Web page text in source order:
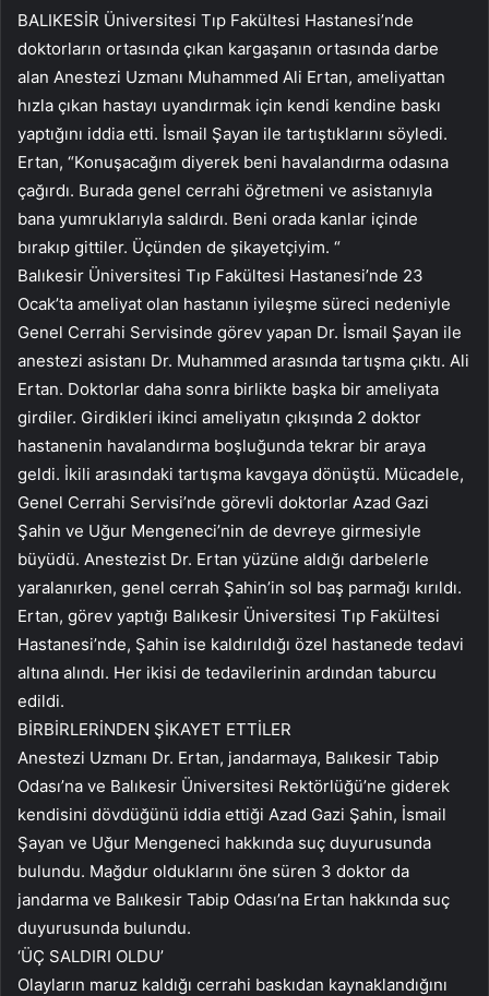
BALIKESİR Üniversitesi Tıp Fakültesi Hastanesi’nde
doktorların ortasında çıkan kargaşanın ortasında darbe
alan Anestezi Uzmanı Muhammed Ali Ertan, ameliyattan
hızla çıkan hastayı uyandırmak için kendi kendine baskı
yaptığını iddia etti. İsmail Şayan ile tartıştıklarını söyledi.
Ertan, “Konuşacağım diyerek beni havalandırma odasına
çağırdı. Burada genel cerrahi öğretmeni ve asistanıyla
bana yumruklarıyla saldırdı. Beni orada kanlar içinde
bırakıp gittiler. Üçünden de şikayetçiyim. “
Balıkesir Üniversitesi Tıp Fakültesi Hastanesi’nde 23
Ocak’ta ameliyat olan hastanın iyileşme süreci nedeniyle
Genel Cerrahi Servisinde görev yapan Dr. İsmail Şayan ile
anestezi asistanı Dr. Muhammed arasında tartışma çıktı. Ali
Ertan. Doktorlar daha sonra birlikte başka bir ameliyata
girdiler. Girdikleri ikinci ameliyatın çıkışında 2 doktor
hastanenin havalandırma boşluğunda tekrar bir araya
geldi. İkili arasındaki tartışma kavgaya dönüştü. Mücadele,
Genel Cerrahi Servisi’nde görevli doktorlar Azad Gazi
Şahin ve Uğur Mengeneci’nin de devreye girmesiyle
büyüdü. Anestezist Dr. Ertan yüzüne aldığı darbelerle
yaralanırken, genel cerrah Şahin’in sol baş parmağı kırıldı.
Ertan, görev yaptığı Balıkesir Üniversitesi Tıp Fakültesi
Hastanesi’nde, Şahin ise kaldırıldığı özel hastanede tedavi
altına alındı. Her ikisi de tedavilerinin ardından taburcu
edildi.
BİRBİRLERİNDEN ŞİKAYET ETTİLER
Anestezi Uzmanı Dr. Ertan, jandarmaya, Balıkesir Tabip
Odası’na ve Balıkesir Üniversitesi Rektörlüğü’ne giderek
kendisini dövdüğünü iddia ettiği Azad Gazi Şahin, İsmail
Şayan ve Uğur Mengeneci hakkında suç duyurusunda
bulundu. Mağdur olduklarını öne süren 3 doktor da
jandarma ve Balıkesir Tabip Odası’na Ertan hakkında suç
duyurusunda bulundu.
‘ÜÇ SALDIRI OLDU’
Olayların maruz kaldığı cerrahi baskıdan kaynaklandığını